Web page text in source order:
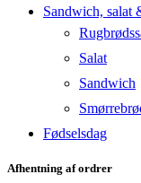
Sandwich, salat
Salat
Sandwich
Fødselsdag
Afhentning af ordrer